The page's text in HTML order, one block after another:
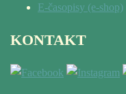
E-časopisy (e-shop)
KONTAKT